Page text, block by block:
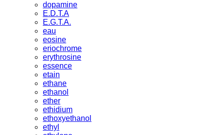
dopamine
E.D.T.A
E.G.T.A.
eau
eosine
eriochrome
erythrosine
essence
etain
ethane
ethanol
ether
ethidium
ethoxyethanol
ethyl